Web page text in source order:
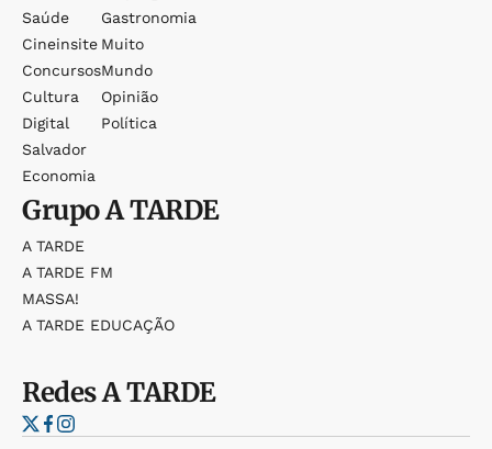
Saúde
Cineinsite
Concursos
Cultura
Digital
Salvador
Economia
Gastronomia
Muito
Mundo
Opinião
Política
GrupoA TARDE
A TARDE
A TARDE FM
MASSA!
A TARDE EDUCAÇÃO
RedesA TARDE